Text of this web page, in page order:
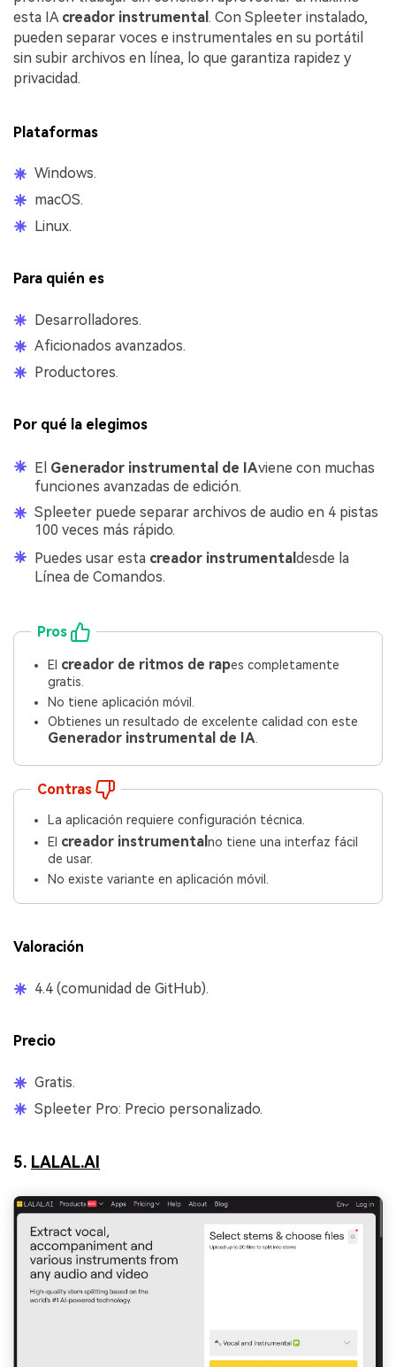
esta IA creador instrumental . Con Spleeter instalado,
pueden separar voces e instrumentales en su portátil
sin subir archivos en línea, lo que garantiza rapidez y
privacidad.
Plataformas
Windows.
macOS.
Linux.
Para quién es
Desarrolladores.
Aficionados avanzados.
Productores.
Por qué la elegimos
El Generador instrumental de IAviene con muchas
funciones avanzadas de edición.
Spleeter puede separar archivos de audio en 4 pistas
100 veces más rápido.
Puedes usar esta creador instrumental desde la
Línea de Comandos.
Pros
El creador de ritmos de rapes completamente
gratis.
No tiene aplicación móvil.
Obtienes un resultado de excelente calidad con este
Generador instrumental de IA
Contras
La aplicación requiere configuración técnica.
El creador instrumentalno tiene una interfaz fácil
de usar.
No existe variante en aplicación móvil.
Valoración
4.4 (comunidad de GitHub).
Precio
Gratis.
Spleeter Pro: Precio personalizado.
5. LALAL.AI